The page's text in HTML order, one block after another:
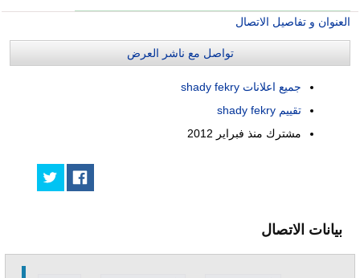
العنوان و تفاصيل الاتصال
تواصل مع ناشر العرض
جميع اعلانات shady fekry
تقييم shady fekry
مشترك منذ فبراير 2012
بيانات الاتصال